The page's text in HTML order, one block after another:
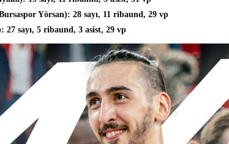
Yörsan): 28 sayı, 11 ribaund, 29 vp
: 27 sayı, 5 ribaund, 3 asist, 29 vp